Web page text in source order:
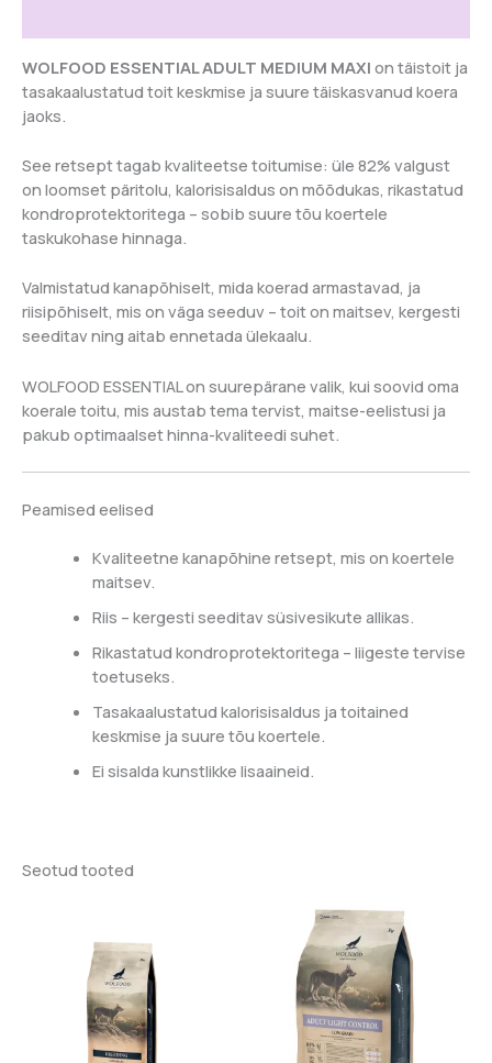
WOLFOOD ESSENTIAL ADULT MEDIUM MAXI on täistoit ja
tasakaalustatud toit keskmise ja suure täiskasvanud koera
jaoks.
See retsept tagab kvaliteetse toitumise: üle 82% valgust
on loomset päritolu, kalorisisaldus on mõõdukas, rikastatud
kondroprotektoritega – sobib suure tõu koertele
taskukohase hinnaga.
Valmistatud kanapõhiselt, mida koerad armastavad, ja
riisipõhiselt, mis on väga seeduv – toit on maitsev, kergesti
seeditav ning aitab ennetada ülekaalu.
WOLFOOD ESSENTIAL on suurepärane valik, kui soovid oma
koerale toitu, mis austab tema tervist, maitse-eelistusi ja
pakub optimaalset hinna-kvaliteedi suhet.
Peamised eelised
Kvaliteetne kanapõhine retsept, mis on koertele
maitsev.
Riis – kergesti seeditav süsivesikute allikas.
Rikastatud kondroprotektoritega – liigeste tervise
toetuseks.
Tasakaalustatud kalorisisaldus ja toitained
keskmise ja suure tõu koertele.
Ei sisalda kunstlikke lisaaineid.
Seotud tooted